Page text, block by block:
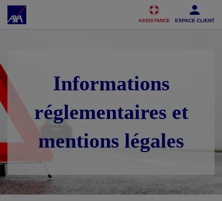
Accéder au Contenu Accéder au Pied de page
ASSISTANCE ESPACE CLIENT
Informations
réglementaires et
mentions légales